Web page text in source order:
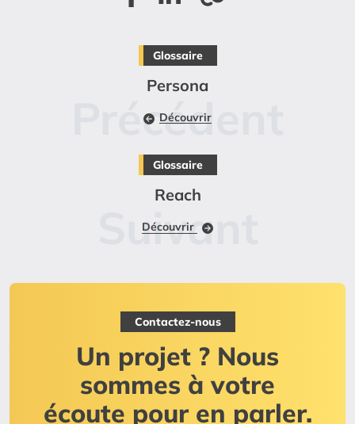
Glossaire
Persona
Découvrir
Glossaire
Reach
Découvrir
Contactez-nous
Un projet ? Nous
sommes à votre
écoute pour en parler.